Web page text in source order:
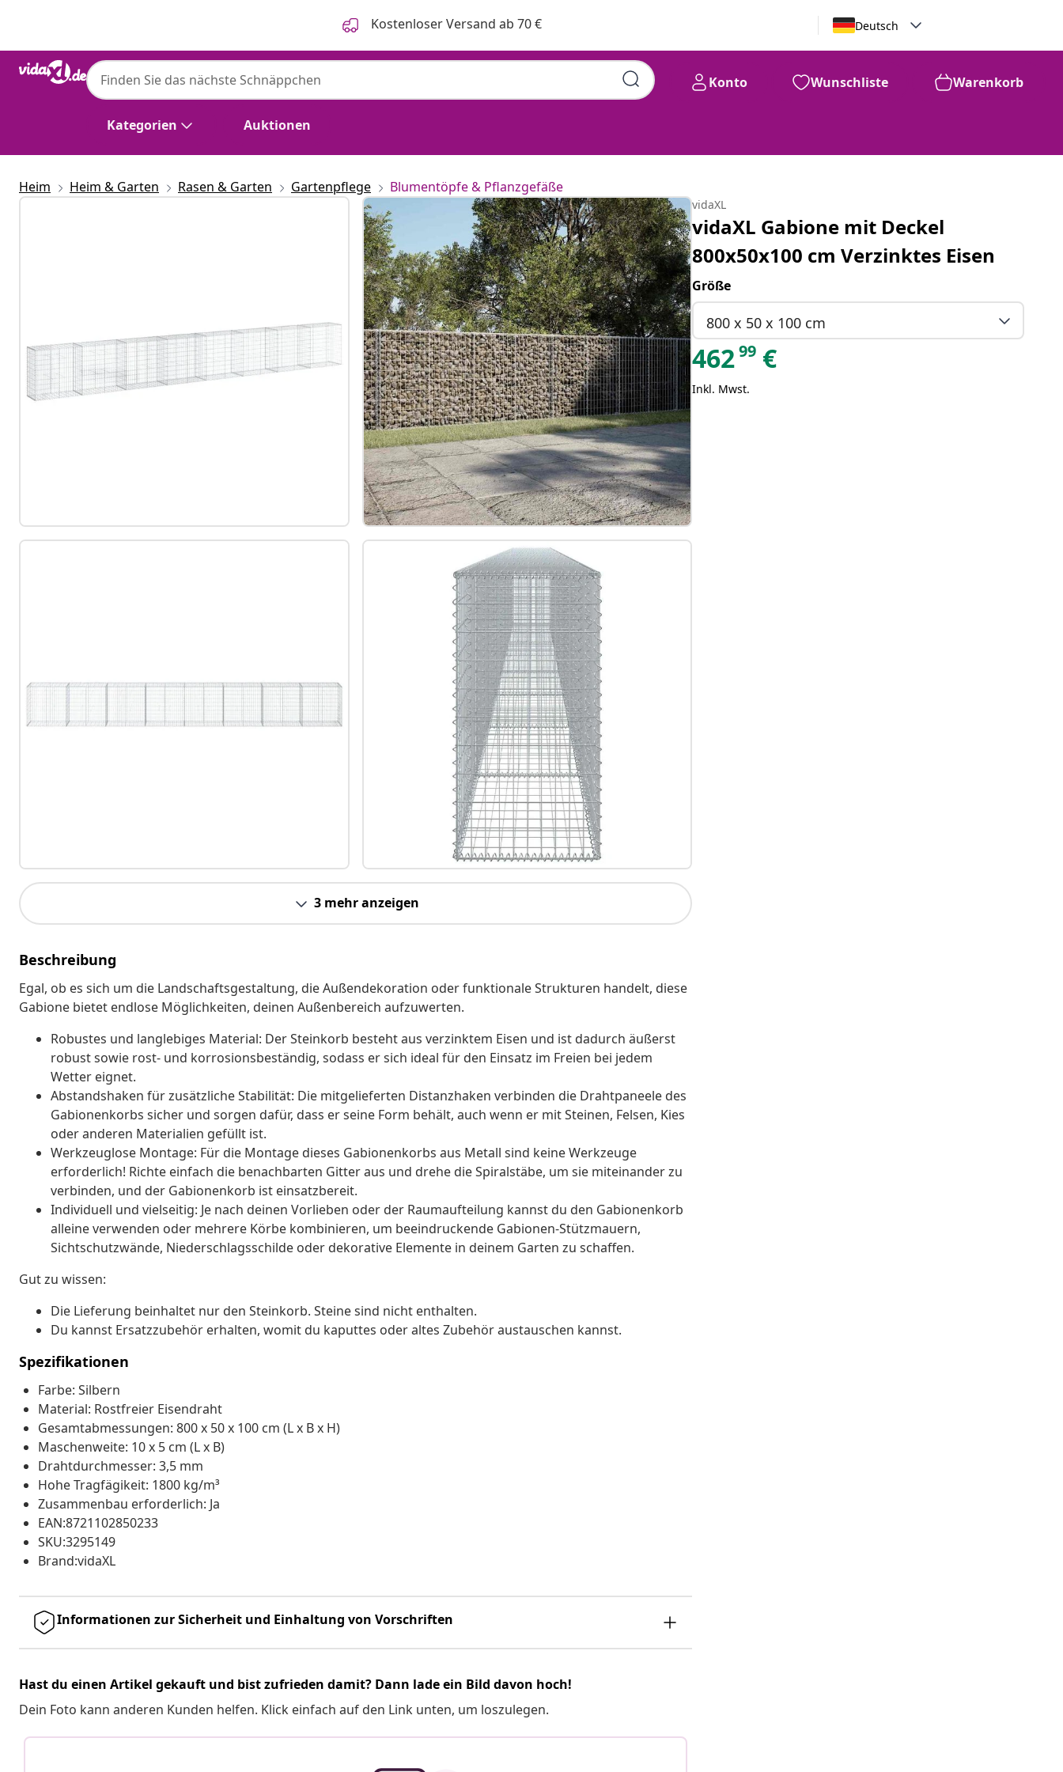
Kostenloser Versand ab 70 € Deutsch
Kategorien Auktionen
Konto Wunschliste Warenkorb
Heim Heim & Garten Rasen & Garten Gartenpflege Blumentöpfe & Pflanzgefäße
3 mehr anzeigen
Beschreibung
Egal, ob es sich um die Landschaftsgestaltung, die Außendekoration oder funktionale Strukturen handelt, diese
Gabione bietet endlose Möglichkeiten, deinen Außenbereich aufzuwerten.
Robustes und langlebiges Material: Der Steinkorb besteht aus verzinktem Eisen und ist dadurch äußerst
robust sowie rost- und korrosionsbeständig, sodass er sich ideal für den Einsatz im Freien bei jedem
Wetter eignet.
Abstandshaken für zusätzliche Stabilität: Die mitgelieferten Distanzhaken verbinden die Drahtpaneele des
Gabionenkorbs sicher und sorgen dafür, dass er seine Form behält, auch wenn er mit Steinen, Felsen, Kies
oder anderen Materialien gefüllt ist.
Werkzeuglose Montage: Für die Montage dieses Gabionenkorbs aus Metall sind keine Werkzeuge
erforderlich! Richte einfach die benachbarten Gitter aus und drehe die Spiralstäbe, um sie miteinander zu
verbinden, und der Gabionenkorb ist einsatzbereit.
Individuell und vielseitig: Je nach deinen Vorlieben oder der Raumaufteilung kannst du den Gabionenkorb
alleine verwenden oder mehrere Körbe kombinieren, um beeindruckende Gabionen-Stützmauern,
Sichtschutzwände, Niederschlagsschilde oder dekorative Elemente in deinem Garten zu schaffen.
Gut zu wissen:
Die Lieferung beinhaltet nur den Steinkorb. Steine sind nicht enthalten.
Du kannst Ersatzzubehör erhalten, womit du kaputtes oder altes Zubehör austauschen kannst.
Spezifikationen
Farbe: Silbern
Material: Rostfreier Eisendraht
Gesamtabmessungen: 800 x 50 x 100 cm (L x B x H)
Maschenweite: 10 x 5 cm (L x B)
Drahtdurchmesser: 3,5 mm
Hohe Tragfägikeit: 1800 kg/m³
Zusammenbau erforderlich: Ja
EAN:8721102850233
SKU:3295149
Brand:vidaXL
Informationen zur Sicherheit und Einhaltung von Vorschriften
Hast du einen Artikel gekauft und bist zufrieden damit? Dann lade ein Bild davon hoch!
Dein Foto kann anderen Kunden helfen. Klick einfach auf den Link unten, um loszulegen.
vidaXL
vidaXL Gabione mit Deckel
800x50x100 cm Verzinktes Eisen
Größe
800 x 50 x 100 cm
46299 €
Inkl. Mwst.